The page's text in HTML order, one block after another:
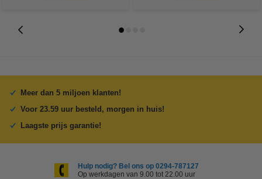
Meer dan 5 miljoen klanten!
Voor 23.59 uur besteld, morgen in huis!
Laagste prijs garantie!
Hulp nodig? Bel ons op 0294-787127
Op werkdagen van 9.00 tot 22.00 uur